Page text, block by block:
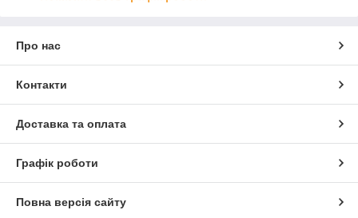
Про нас
Контакти
Доставка та оплата
Графік роботи
Повна версія сайту